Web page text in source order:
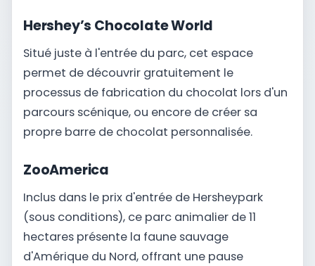
Hershey’s Chocolate World
Situé juste à l'entrée du parc, cet espace
permet de découvrir gratuitement le
processus de fabrication du chocolat lors d'un
parcours scénique, ou encore de créer sa
propre barre de chocolat personnalisée.
ZooAmerica
Inclus dans le prix d'entrée de Hersheypark
(sous conditions), ce parc animalier de 11
hectares présente la faune sauvage
d'Amérique du Nord, offrant une pause